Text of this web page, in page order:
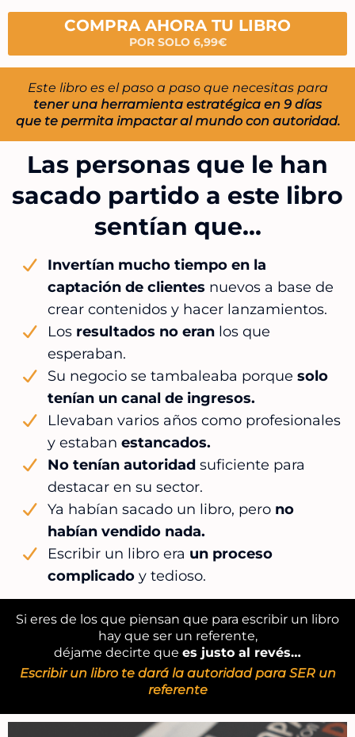
COMPRA AHORA TU LIBRO
POR SOLO 6,99€
Este libro es el paso a paso que necesitas para
tener una herramienta estratégica en 9 días
que te permita impactar al mundo con autoridad.
Las personas que le han
sacado partido a este libro
sentían que...
Invertían mucho tiempo en la
captación de clientes nuevos a base de
crear contenidos y hacer lanzamientos.
Los resultados no eran los que
esperaban.
Su negocio se tambaleaba porque solo
tenían un canal de ingresos.
Llevaban varios años como profesionales
y estaban estancados.
No tenían autoridad suficiente para
destacar en su sector.
Ya habían sacado un libro, pero no
habían vendido nada.
Escribir un libro era un proceso
complicado y tedioso.
Si eres de los que piensan que para escribir un libro
hay que ser un referente,
déjame decirte que es justo al revés…
Escribir un libro te dará la autoridad para SER un
referente